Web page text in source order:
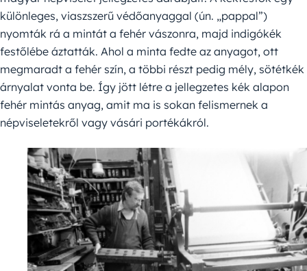
különleges, viaszszerű védőanyaggal (ún. „pappal”)
nyomták rá a mintát a fehér vászonra, majd indigókék
festőlébe áztatták. Ahol a minta fedte az anyagot, ott
megmaradt a fehér szín, a többi részt pedig mély, sötétkék
árnyalat vonta be. Így jött létre a jellegzetes kék alapon
fehér mintás anyag, amit ma is sokan felismernek a
népviseletekről vagy vásári portékákról.